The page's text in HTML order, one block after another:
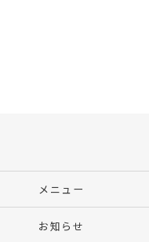
メニュー
お知らせ